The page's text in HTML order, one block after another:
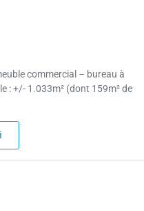
commercial – bureau à
: +/- 1.033m² (dont 159m² de